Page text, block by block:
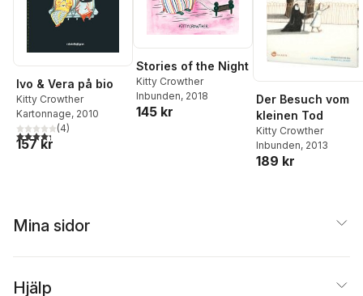
Ivo & Vera på bio
Kitty Crowther
Kartonnage, 2010
4,3utav 5 stjärnor. Totalt antal röster:
(4)
157 kr
Stories of the Night
Kitty Crowther
Inbunden, 2018
145 kr
Der Besuch vom
kleinen Tod
Kitty Crowther
Inbunden, 2013
189 kr
Mina sidor
Hjälp